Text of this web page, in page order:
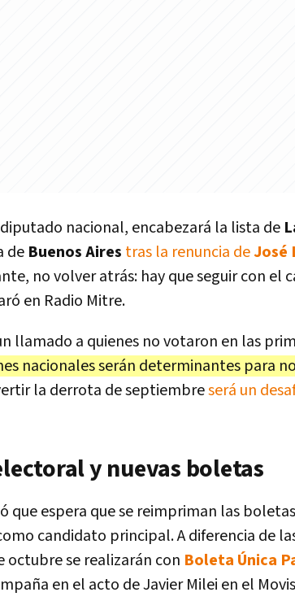
nacional, encabezará la lista de
de Buenos Aires tras la renuncia deJosé
no volver atrás: hay que seguir con el
en Radio Mitre.
llamado a quienes no votaron en las
nacionales serán determinantes para
la derrota de septiembreserá un
y nuevas boletas
que espera que se reimpriman las
candidato principal. A diferencia de
octubre se realizarán con Boleta Única
en el acto de Javier Milei en el